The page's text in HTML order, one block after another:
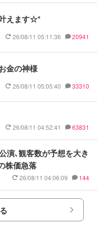
えます☆*
26/08/11 05:11:36 20941
金の神様
26/08/11 05:05:40 33310
26/08/11 04:52:41 63831
演､観客数が予想を大き
株価急落
26/08/11 04:06:09 144